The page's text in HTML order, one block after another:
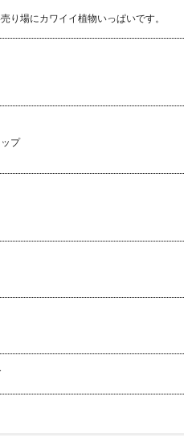
り場にカワイイ植物いっぱいです。
プ